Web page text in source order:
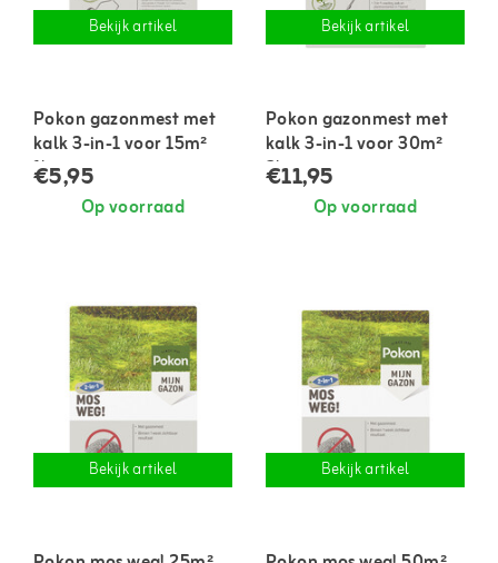
Bekijk artikel
Pokon gazonmest met
kalk 3-in-1 voor 15m²
1kg
€5,95
Op voorraad
Bekijk artikel
Pokon gazonmest met
kalk 3-in-1 voor 30m²
2kg
€11,95
Op voorraad
Bekijk artikel Bekijk artikel